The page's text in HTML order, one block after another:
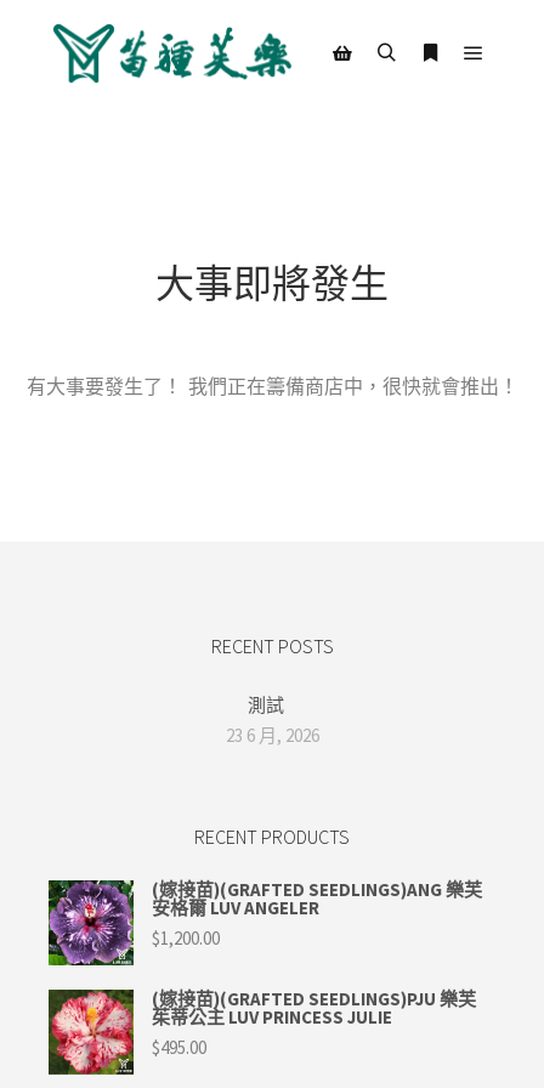
大事即將發生
有大事要發生了！ 我們正在籌備商店中，很快就會推出！
RECENT POSTS
測試
23 6 月, 2026
RECENT PRODUCTS
(嫁接苗)(GRAFTED SEEDLINGS)ANG 樂芙
安格爾 LUV ANGELER
$1,200.00
(嫁接苗)(GRAFTED SEEDLINGS)PJU 樂芙
茱蒂公主 LUV PRINCESS JULIE
$495.00